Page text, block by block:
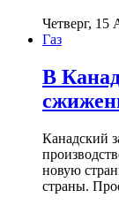
Четверг, 15
Газ
В
Канадский
новую
страны.